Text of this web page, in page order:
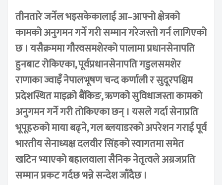
तीनतारे जर्नेल भइसकेकालाई आ–आफ्नो क्षेत्रको
कामको अनुगमन गर्ने गरी सम्मान गरेजस्तो गर्न लागिएको
छ । यसैक्रममा गौरवसमशेरको पालामा प्रधानसेनापति
हुनबाट रोकिएका, पूर्वप्रधानसेनापति गडुलसमशेर
राणाका ज्वाइँ नेपालभूषण चन्द कर्णाली र सुदूरपश्चिम
प्रदेशस्थित माइक्रो बैंकिङ, ऋणको सुविधाजस्ता कामको
अनुगमन गर्ने गरी तोकिएका छन् । यसले गर्दा सेनाप्रति
भूपूहरुको माया बढ्ने, गल ब्लयाडरको अपरेशन गराई पूर्व
भारतीय सेनाध्यक्ष दलवीर सिंहको स्वागतमा समेत
खटिन भ्याएको बहालवाला सैनिक नेतृत्वले अग्रजप्रति
सम्मान प्रकट गर्दछ भन्ने सन्देश जाँदैछ ।